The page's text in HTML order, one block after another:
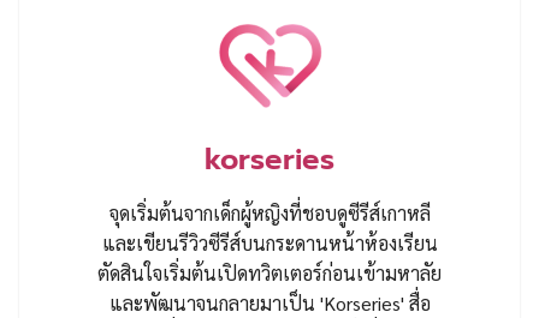
korseries
จุดเริ่มต้นจากเด็กผู้หญิงที่ชอบดูซีรีส์เกาหลี
และเขียนรีวิวซีรีส์บนกระดานหน้าห้องเรียน
ตัดสินใจเริ่มต้นเปิดทวิตเตอร์ก่อนเข้ามหาลัย
และพัฒนาจนกลายมาเป็น 'Korseries' สื่อ